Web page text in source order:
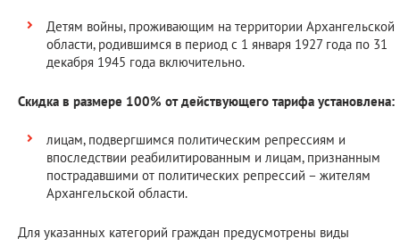
Детям войны, проживающим на территории Архангельской
области, родившимся в период с 1 января 1927 года по 31
декабря 1945 года включительно.
Скидка в размере 100% от действующего тарифа установлена:
лицам, подвергшимся политическим репрессиям и
впоследствии реабилитированным и лицам, признанным
пострадавшими от политических репрессий – жителям
Архангельской области.
Для указанных категорий граждан предусмотрены виды